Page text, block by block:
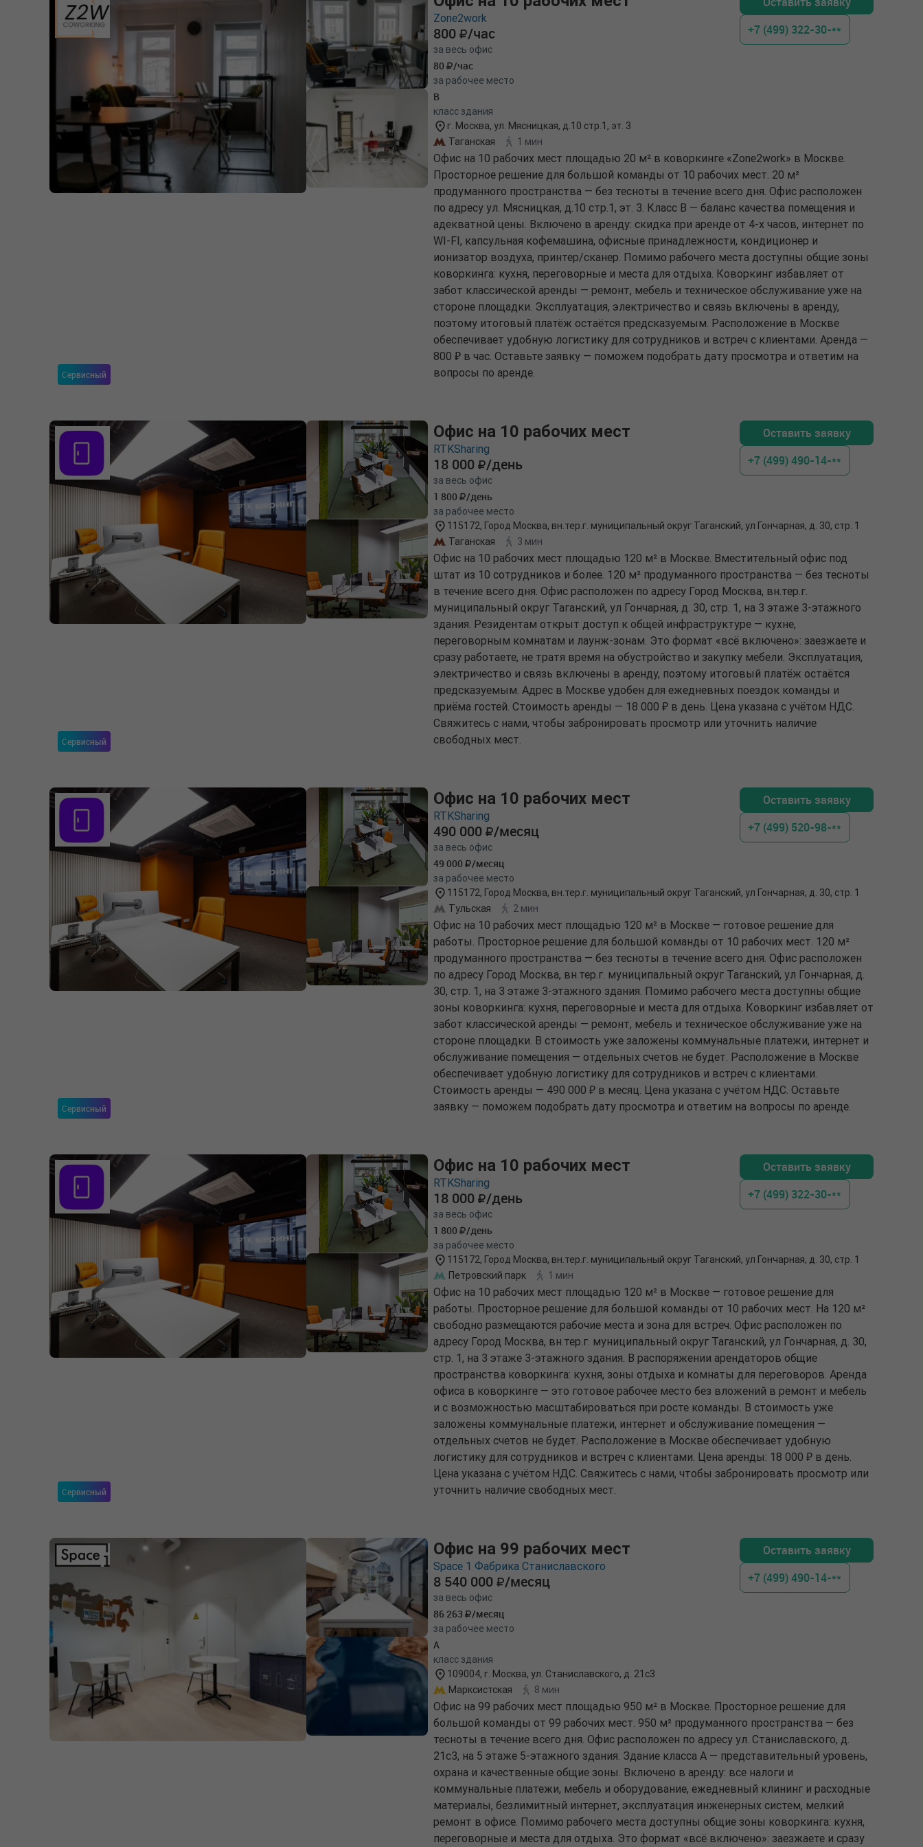
Сервисный
Zone2work
800 /час
за весь офис
80 /час
за рабочее место
B
класс здания
г. Москва, ул. Мясницкая, д.10 стр.1, эт. 3
Таганская
1 мин
Офис на 10 рабочих мест площадью 20 м² в коворкинге «Zone2work» в Москве.
Просторное решение для большой команды от 10 рабочих мест. 20 м²
продуманного пространства — без тесноты в течение всего дня. Офис расположен
по адресу ул. Мясницкая, д.10 стр.1, эт. 3. Класс B — баланс качества помещения и
адекватной цены. Включено в аренду: скидка при аренде от 4-х часов, интернет по
WI-FI, капсульная кофемашина, офисные принадлежности, кондиционер и
ионизатор воздуха, принтер/сканер. Помимо рабочего места доступны общие зоны
коворкинга: кухня, переговорные и места для отдыха. Коворкинг избавляет от
забот классической аренды — ремонт, мебель и техническое обслуживание уже на
стороне площадки. Эксплуатация, электричество и связь включены в аренду,
поэтому итоговый платёж остаётся предсказуемым. Расположение в Москве
обеспечивает удобную логистику для сотрудников и встреч с клиентами. Аренда —
800 ₽ в час. Оставьте заявку — поможем подобрать дату просмотра и ответим на
вопросы по аренде.
+7 (499) 322-30-**
Сервисный
Офис на 10 рабочих мест
RTKSharing
18 000 /день
за весь офис
1 800 /день
за рабочее место
115172, Город Москва, вн.тер.г. муниципальный округ Таганский, ул Гончарная, д. 30, стр. 1
Таганская
3 мин
Офис на 10 рабочих мест площадью 120 м² в Москве. Вместительный офис под
штат из 10 сотрудников и более. 120 м² продуманного пространства — без тесноты
в течение всего дня. Офис расположен по адресу Город Москва, вн.тер.г.
муниципальный округ Таганский, ул Гончарная, д. 30, стр. 1, на 3 этаже 3-этажного
здания. Резидентам открыт доступ к общей инфраструктуре — кухне,
переговорным комнатам и лаунж-зонам. Это формат «всё включено»: заезжаете и
сразу работаете, не тратя время на обустройство и закупку мебели. Эксплуатация,
электричество и связь включены в аренду, поэтому итоговый платёж остаётся
предсказуемым. Адрес в Москве удобен для ежедневных поездок команды и
приёма гостей. Стоимость аренды — 18 000 ₽ в день. Цена указана с учётом НДС.
Свяжитесь с нами, чтобы забронировать просмотр или уточнить наличие
свободных мест.
Оставить заявку
+7 (499) 490-14-**
Сервисный
Офис на 10 рабочих мест
RTKSharing
490 000 /месяц
за весь офис
49 000 /месяц
за рабочее место
115172, Город Москва, вн.тер.г. муниципальный округ Таганский, ул Гончарная, д. 30, стр. 1
Тульская
2 мин
Офис на 10 рабочих мест площадью 120 м² в Москве — готовое решение для
работы. Просторное решение для большой команды от 10 рабочих мест. 120 м²
продуманного пространства — без тесноты в течение всего дня. Офис расположен
по адресу Город Москва, вн.тер.г. муниципальный округ Таганский, ул Гончарная, д.
30, стр. 1, на 3 этаже 3-этажного здания. Помимо рабочего места доступны общие
зоны коворкинга: кухня, переговорные и места для отдыха. Коворкинг избавляет от
забот классической аренды — ремонт, мебель и техническое обслуживание уже на
стороне площадки. В стоимость уже заложены коммунальные платежи, интернет и
обслуживание помещения — отдельных счетов не будет. Расположение в Москве
обеспечивает удобную логистику для сотрудников и встреч с клиентами.
Стоимость аренды — 490 000 ₽ в месяц. Цена указана с учётом НДС. Оставьте
заявку — поможем подобрать дату просмотра и ответим на вопросы по аренде.
Оставить заявку
+7 (499) 520-98-**
Сервисный
Офис на 10 рабочих мест
RTKSharing
18 000 /день
за весь офис
1 800 /день
за рабочее место
115172, Город Москва, вн.тер.г. муниципальный округ Таганский, ул Гончарная, д. 30, стр. 1
Петровский парк
1 мин
Офис на 10 рабочих мест площадью 120 м² в Москве — готовое решение для
работы. Просторное решение для большой команды от 10 рабочих мест. На 120 м²
свободно размещаются рабочие места и зона для встреч. Офис расположен по
адресу Город Москва, вн.тер.г. муниципальный округ Таганский, ул Гончарная, д. 30,
стр. 1, на 3 этаже 3-этажного здания. В распоряжении арендаторов общие
пространства коворкинга: кухня, зоны отдыха и комнаты для переговоров. Аренда
офиса в коворкинге — это готовое рабочее место без вложений в ремонт и мебель
и с возможностью масштабироваться при росте команды. В стоимость уже
заложены коммунальные платежи, интернет и обслуживание помещения —
отдельных счетов не будет. Расположение в Москве обеспечивает удобную
логистику для сотрудников и встреч с клиентами. Цена аренды: 18 000 ₽ в день.
Цена указана с учётом НДС. Свяжитесь с нами, чтобы забронировать просмотр или
уточнить наличие свободных мест.
Оставить заявку
+7 (499) 322-30-**
Офис на 99 рабочих мест
Space 1 Фабрика Станиславского
8 540 000 /месяц
за весь офис
86 263 /месяц
за рабочее место
A
класс здания
109004, г. Москва, ул. Станиславского, д. 21с3
Марксистская
8 мин
Офис на 99 рабочих мест площадью 950 м² в Москве. Просторное решение для
большой команды от 99 рабочих мест. 950 м² продуманного пространства — без
тесноты в течение всего дня. Офис расположен по адресу ул. Станиславского, д.
21с3, на 5 этаже 5-этажного здания. Здание класса A — представительный уровень,
охрана и качественные общие зоны. Включено в аренду: все налоги и
коммунальные платежи, мебель и оборудование, ежедневный клининг и расходные
материалы, безлимитный интернет, эксплуатация инженерных систем, мелкий
ремонт в офисе. Помимо рабочего места доступны общие зоны коворкинга: кухня,
переговорные и места для отдыха. Это формат «всё включено»: заезжаете и сразу
Оставить заявку
+7 (499) 490-14-**